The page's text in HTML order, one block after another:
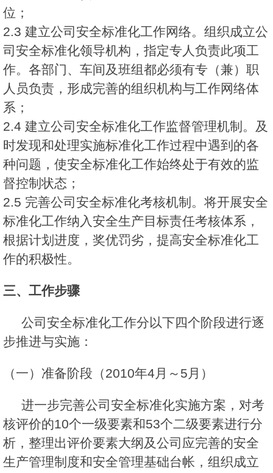
位；
2.3 建立公司安全标准化工作网络。组织成立公
司安全标准化领导机构，指定专人负责此项工
作。各部门、车间及班组都必须有专（兼）职
人员负责，形成完善的组织机构与工作网络体
系；
2.4 建立公司安全标准化工作监督管理机制。及
时发现和处理实施标准化工作过程中遇到的各
种问题，使安全标准化工作始终处于有效的监
督控制状态；
2.5 完善公司安全标准化考核机制。将开展安全
标准化工作纳入安全生产目标责任考核体系，
根据计划进度，奖优罚劣，提高安全标准化工
作的积极性。
三、工作步骤
公司安全标准化工作分以下四个阶段进行逐
步推进与实施：
（一）准备阶段（2010年4月～5月）
进一步完善公司安全标准化实施方案，对考
核评价的10个一级要素和53个二级要素进行分
析，整理出评价要素大纲及公司应完善的安全
生产管理制度和安全管理基础台帐，组织成立